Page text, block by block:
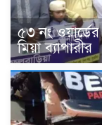
৫৩ নং
মিয়া ব্যাপারীর